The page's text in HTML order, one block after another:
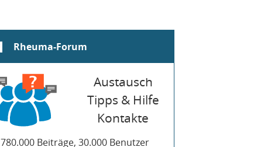
Rheuma-Forum
Austausch
Tipps & Hilfe
Kontakte
780.000 Beiträge, 30.000 Benutzer